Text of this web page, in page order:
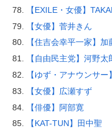
【EXILE・女優】
【女優】菅井きん
【住吉会幸平一家】加
【自由民主党】河野太
【ゆず・アナウンサ
【女優】広瀬すず
【俳優】阿部寛
【KAT-TUN】田中聖